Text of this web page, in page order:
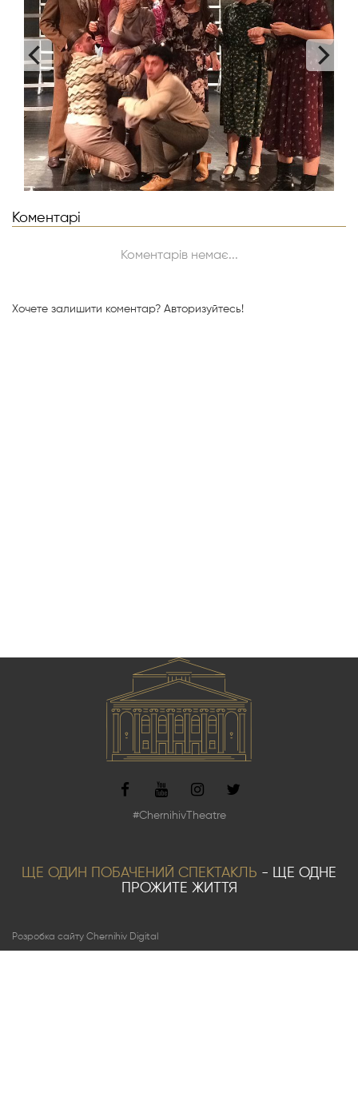
Коментарі
Коментарів немає...
Хочете залишити коментар? Авторизуйтесь!
#ChernihivTheatre
ЩЕ ОДИН ПОБАЧЕНИЙ СПЕКТАКЛЬ - ЩЕ ОДНЕ
ПРОЖИТЕ ЖИТТЯ
Розробка сайту Chernihiv Digital